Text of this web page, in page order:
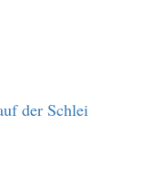
der Schlei